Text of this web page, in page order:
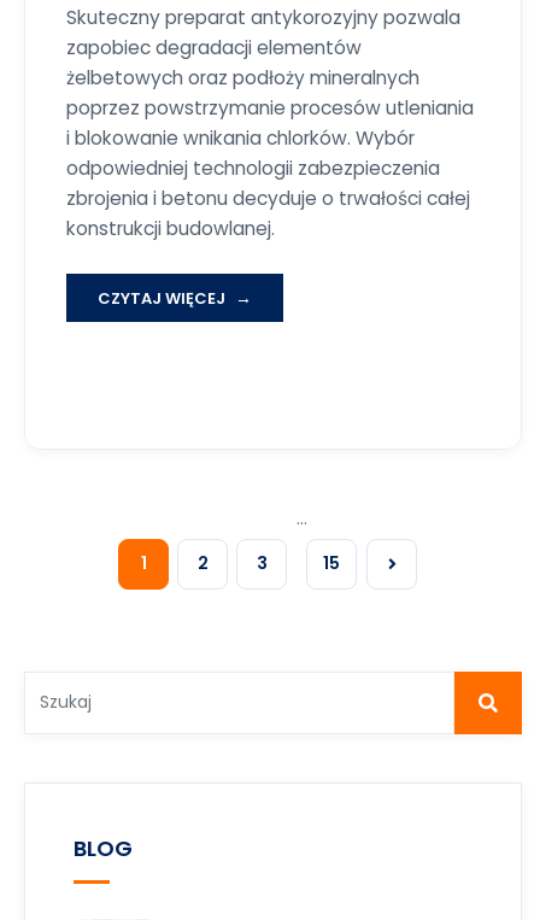
Skuteczny preparat antykorozyjny pozwala
zapobiec degradacji elementów
żelbetowych oraz podłoży mineralnych
poprzez powstrzymanie procesów utleniania
i blokowanie wnikania chlorków. Wybór
odpowiedniej technologii zabezpieczenia
zbrojenia i betonu decyduje o trwałości całej
konstrukcji budowlanej.
1 2 3
…
15
BLOG